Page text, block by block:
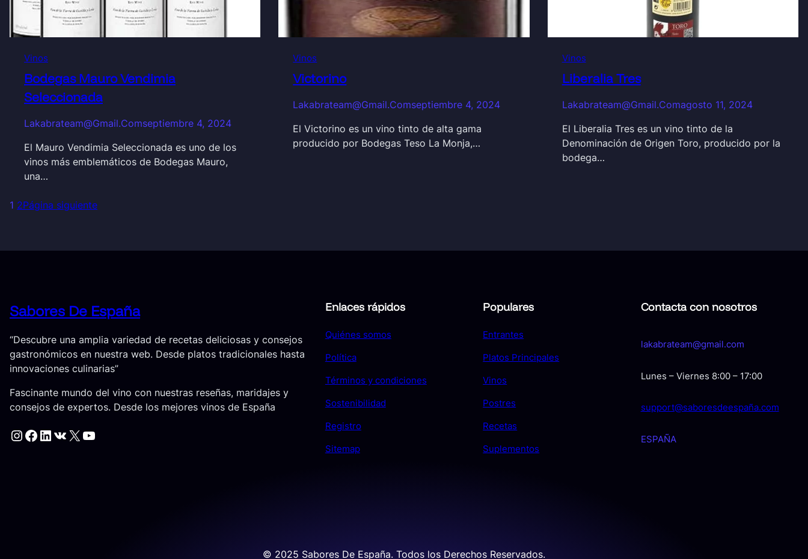
Vinos
Bodegas Mauro Vendimia
Seleccionada
Lakabrateam@gmail.comseptiembre 4, 2024
El Mauro Vendimia Seleccionada es uno de los
vinos más emblemáticos de Bodegas Mauro,
una…
Vinos
Victorino
Lakabrateam@gmail.comseptiembre 4, 2024
El Victorino es un vino tinto de alta gama
producido por Bodegas Teso La Monja,…
Vinos
Liberalia Tres
Lakabrateam@gmail.comagosto 11, 2024
El Liberalia Tres es un vino tinto de la
Denominación de Origen Toro, producido por la
bodega…
1 2Página siguiente
Sabores De España
“Descubre una amplia variedad de recetas deliciosas y consejos
gastronómicos en nuestra web. Desde platos tradicionales hasta
innovaciones culinarias”
Fascinante mundo del vino con nuestras reseñas, maridajes y
consejos de expertos. Desde los mejores vinos de España
Instagram Facebook LinkedIn VK X YouTube
Enlaces rápidos
Quiénes somos
Política
Términos y condiciones
Sostenibilidad
Registro
Sitemap
Populares
Entrantes
Platos Principales
Vinos
Postres
Recetas
Suplementos
Contacta con nosotros
lakabrateam@gmail.com
Lunes – Viernes 8:00 – 17:00
support@saboresdeespaña.com
ESPAÑA
© 2025 Sabores De España. Todos los Derechos Reservados.